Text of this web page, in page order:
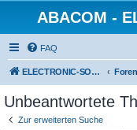
ABACOM -
FAQ
ELECTRONIC-SOFWARE-SHOP
Unbeantwortete
Zur erweiterten Suche